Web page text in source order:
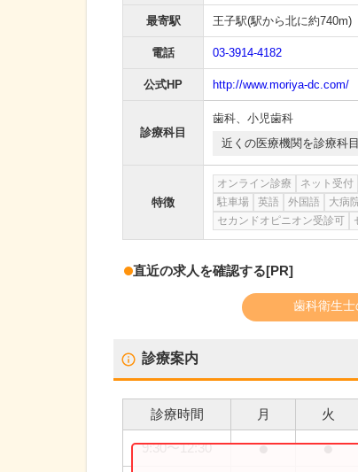
最寄駅 王子駅(駅から北に約740m)
電話 03-3914-4182
公式HP http://www.moriya-dc.com/
診療科目
歯科、 小児歯科
近くの医療機関を診療科
特徴
オンライン診療 ネット受付
駐車場
英語 外国語 大病
セカンドオピニオン受診可
直近の求人を確認する[PR]
歯科衛生士
診療案内
診療時間 月 火
9:30〜12:30 ● ●